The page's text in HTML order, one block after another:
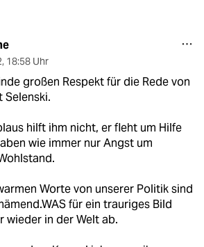
, 18:58 Uhr
großen Respekt für die Rede von
Selenski.
hilft ihm nicht, er fleht um Hilfe
wie immer nur Angst um
Worte von unserer Politik sind
für ein trauriges Bild
wieder in der Welt ab.